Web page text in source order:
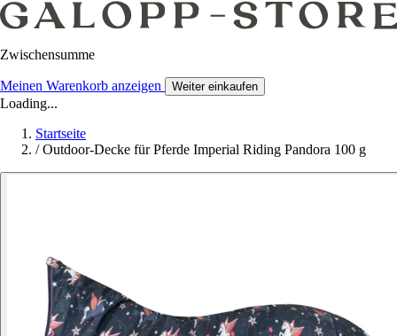
Zwischensumme
Meinen Warenkorb anzeigen Weiter einkaufen
Loading...
Startseite
/ Outdoor-Decke für Pferde Imperial Riding Pandora 100 g